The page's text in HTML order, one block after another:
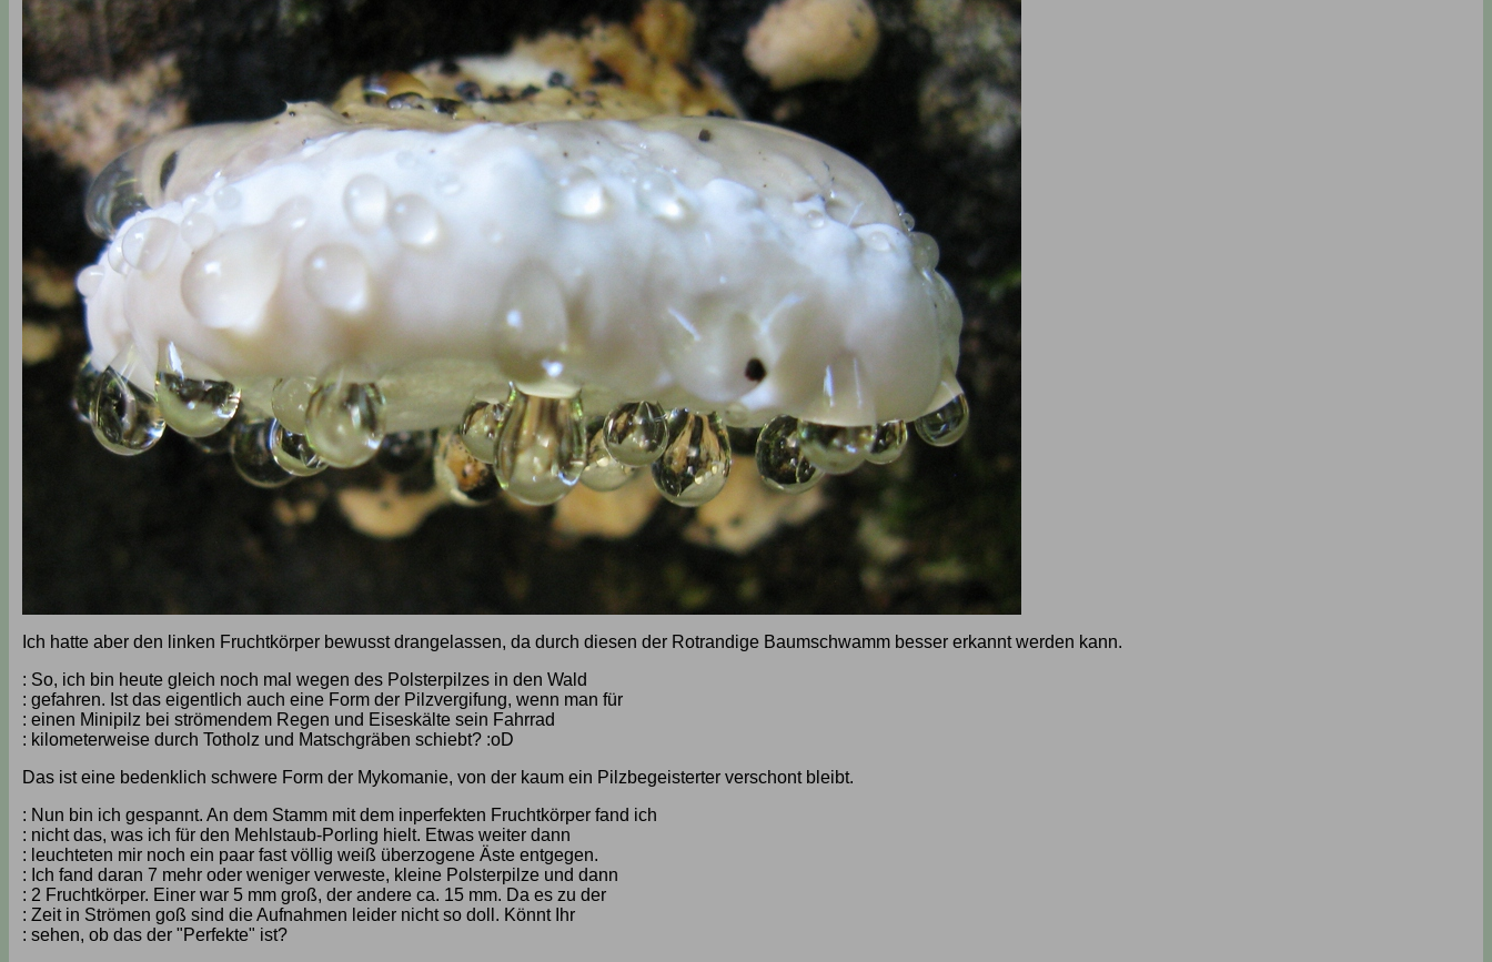
Ich hatte aber den linken Fruchtkörper bewusst drangelassen, da durch diesen der Rotrandige Baumschwamm besser erkannt werden kann.
: So, ich bin heute gleich noch mal wegen des Polsterpilzes in den Wald
: gefahren. Ist das eigentlich auch eine Form der Pilzvergifung, wenn man für
: einen Minipilz bei strömendem Regen und Eiseskälte sein Fahrrad
: kilometerweise durch Totholz und Matschgräben schiebt? :oD
Das ist eine bedenklich schwere Form der Mykomanie, von der kaum ein Pilzbegeisterter verschont bleibt.
: Nun bin ich gespannt. An dem Stamm mit dem inperfekten Fruchtkörper fand ich
: nicht das, was ich für den Mehlstaub-Porling hielt. Etwas weiter dann
: leuchteten mir noch ein paar fast völlig weiß überzogene Äste entgegen.
: Ich fand daran 7 mehr oder weniger verweste, kleine Polsterpilze und dann
: 2 Fruchtkörper. Einer war 5 mm groß, der andere ca. 15 mm. Da es zu der
: Zeit in Strömen goß sind die Aufnahmen leider nicht so doll. Könnt Ihr
: sehen, ob das der "Perfekte" ist?